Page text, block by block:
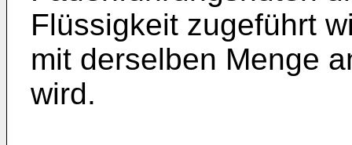
Flüssigkeit zugeführt
mit derselben Menge
wird.